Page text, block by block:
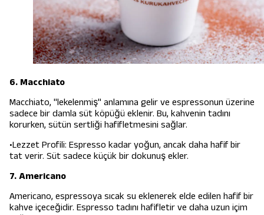
6. Macchiato
Macchiato, "lekelenmiş" anlamına gelir ve espressonun üzerine
sadece bir damla süt köpüğü eklenir. Bu, kahvenin tadını
korurken, sütün sertliği hafifletmesini sağlar.
•Lezzet Profili: Espresso kadar yoğun, ancak daha hafif bir
tat verir. Süt sadece küçük bir dokunuş ekler.
7. Americano
Americano, espressoya sıcak su eklenerek elde edilen hafif bir
kahve içeceğidir. Espresso tadını hafifletir ve daha uzun içim